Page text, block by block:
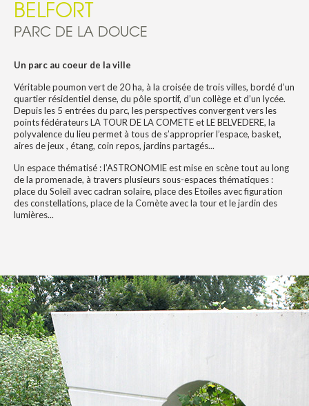
BELFORT
PARC DE LA DOUCE
Un parc au coeur de la ville
Véritable poumon vert de 20 ha, à la croisée de trois villes, bordé d’un
quartier résidentiel dense, du pôle sportif, d’un collège et d’un lycée.
Depuis les 5 entrées du parc, les perspectives convergent vers les
points fédérateurs LA TOUR DE LA COMETE et LE BELVEDERE, la
polyvalence du lieu permet à tous de s’approprier l’espace, basket,
aires de jeux , étang, coin repos, jardins partagés...
Un espace thématisé : l’ASTRONOMIE est mise en scène tout au long
de la promenade, à travers plusieurs sous-espaces thématiques :
place du Soleil avec cadran solaire, place des Etoiles avec figuration
des constellations, place de la Comète avec la tour et le jardin des
lumières...